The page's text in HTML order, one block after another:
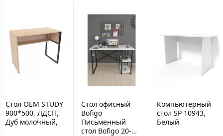
Стол OEM STUDY
900*500, ЛДСП,
Дуб молочный,
Стол офисный
Bofigo
Письменный
стол Bofigo 20-
Компьютерный
стол SP 10943,
Белый